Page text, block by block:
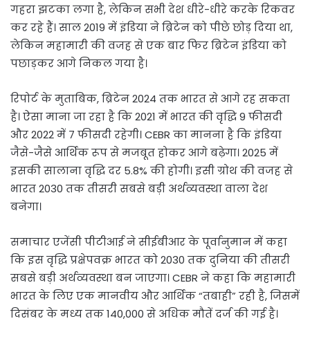
गहरा झटका लगा है, लेकिन सभी देश धीरे-धीरे करके रिकवर
कर रहे हैं। साल 2019 में इंडिया ने ब्रिटेन को पीछे छोड़ दिया था,
लेकिन महामारी की वजह से एक बार फिर ब्रिटेन इंडिया को
पछाड़कर आगे निकल गया है।
रिपोर्ट के मुताबिक, ब्रिटेन 2024 तक भारत से आगे रह सकता
है। ऐसा माना जा रहा है कि 2021 में भारत की वृद्धि 9 फीसदी
और 2022 में 7 फीसदी रहेगी। CEBR का मानना है कि इंडिया
जैसे-जैसे आर्थिक रूप से मजबूत होकर आगे बढ़ेगा। 2025 में
इसकी सालाना वृद्धि दर 5.8% की होगी। इसी ग्रोथ की वजह से
भारत 2030 तक तीसरी सबसे बड़ी अर्थव्यवस्था वाला देश
बनेगा।
समाचार एजेंसी पीटीआई ने सीईबीआर के पूर्वानुमान में कहा
कि इस वृद्धि प्रक्षेपवक्र भारत को 2030 तक दुनिया की तीसरी
सबसे बड़ी अर्थव्यवस्था बन जाएगा। CEBR ने कहा कि महामारी
भारत के लिए एक मानवीय और आर्थिक “तबाही” रही है, जिसमें
दिसंबर के मध्य तक 140,000 से अधिक मौतें दर्ज की गई है।